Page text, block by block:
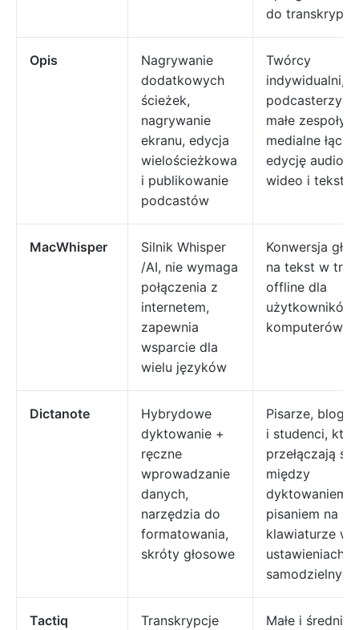
do transkrypcji
Opis
Nagrywanie
dodatkowych
ścieżek,
nagrywanie
ekranu, edycja
wielościeżkowa
i publikowanie
podcastów
Twórcy
indywidualni,
podcasterzy i
małe zespoły
medialne
edycję audio,
wideo i tekstu
MacWhisper
Silnik Whisper
/AI, nie wymaga
połączenia z
internetem,
zapewnia
wsparcie dla
wielu języków
Konwersja
na tekst w
offline dla
użytkowników
komputerów
Dictanote
Hybrydowe
dyktowanie +
ręczne
wprowadzanie
danych,
narzędzia do
formatowania,
skróty głosowe
Pisarze,
i studenci,
przełączają się
między
dyktowaniem a
pisaniem na
klawiaturze w
ustawieniach
samodzielnych
Tactiq
Transkrypcje
Małe i średnie